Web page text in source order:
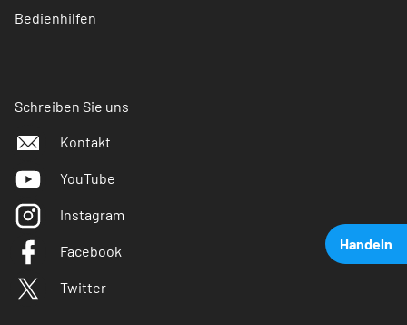
Handeln
Bedienhilfen
Schreiben Sie uns
Kontakt
YouTube
Instagram
Facebook
Twitter